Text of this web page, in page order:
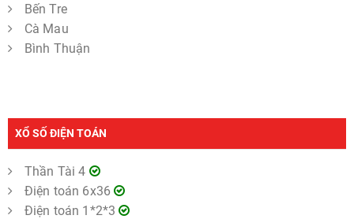
Bến Tre
Cà Mau
Bình Thuận
XỔ SỐ ĐIỆN TOÁN
Thần Tài 4
Điện toán 6x36
Điện toán 1*2*3